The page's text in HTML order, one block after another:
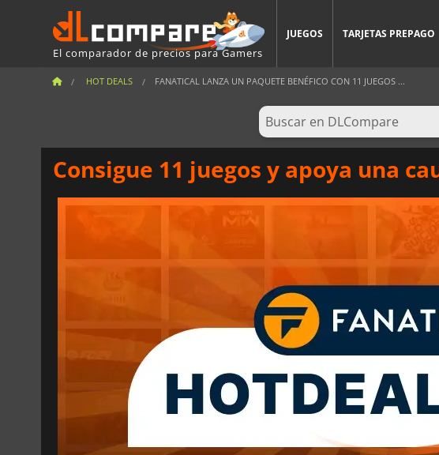
El comparador de precios para Gamers
JUEGOS TARJETAS PREPAGO
HOT DEALS FANATICAL LANZA UN PAQUETE BENÉFICO CON 11 JUEGOS ...
Consigue 11 juegos y apoya una